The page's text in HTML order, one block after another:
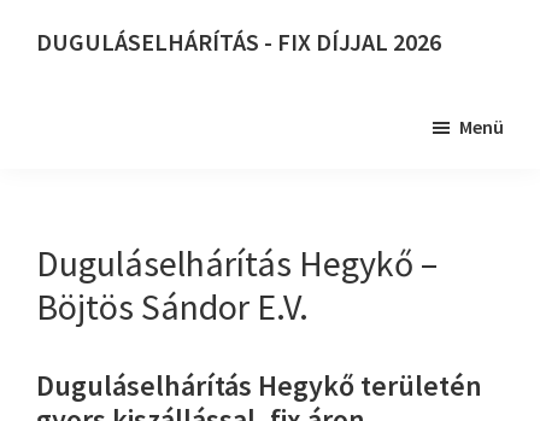
DUGULÁSELHÁRÍTÁS - FIX DÍJJAL 2026
Menü
Duguláselhárítás Hegykő –
Böjtös Sándor E.V.
Duguláselhárítás Hegykő területén